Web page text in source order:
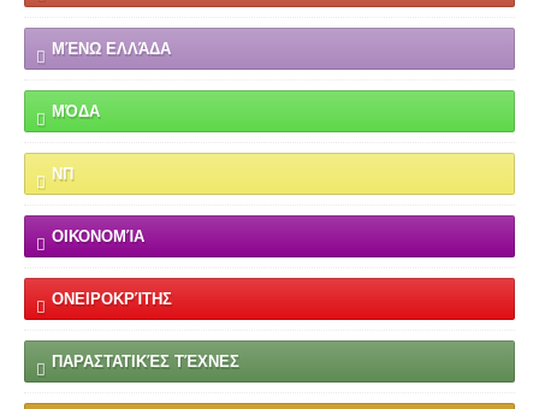
ΜΈΝΩ ΕΛΛΆΔΑ
ΜΌΔΑ
ΝΠ
ΟΙΚΟΝΟΜΊΑ
ΟΝΕΙΡΟΚΡΊΤΗΣ
ΠΑΡΑΣΤΑΤΙΚΈΣ ΤΈΧΝΕΣ